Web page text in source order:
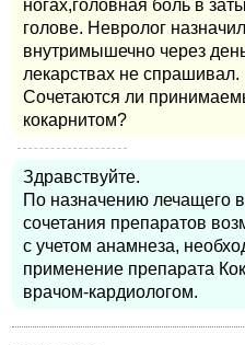
ногах,головная боль в
голове. Невролог
внутримышечно через
лекарствах не спрашивал.
Сочетаются ли
кокарнитом?
Здравствуйте.
По назначению лечащего
сочетания препаратов
с учетом анамнеза,
применение препарата
врачом-кардиологом.